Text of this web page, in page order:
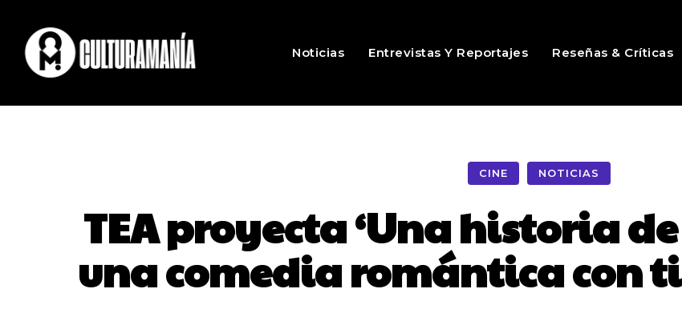
Noticias Entrevistas Y Reportajes Reseñas & Críticas
CINE NOTICIAS
TEA proyecta ‘Una historia
una comedia romántica con